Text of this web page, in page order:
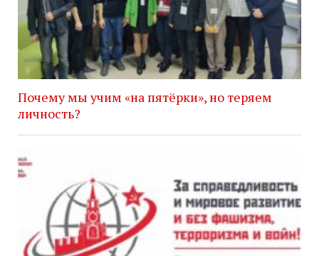
Почему мы учим «на пятёрки», но теряем
личность?